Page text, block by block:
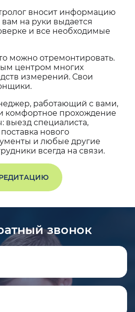
вносит информацию
на руки выдается
и все необходимые
можно отремонтировать.
центром многих
измерений. Свои
работающий с вами,
комфортное прохождение
выезд специалиста,
нового
и любые другие
всегда на связи.
звонок